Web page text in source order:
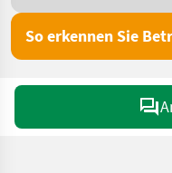
So erkennen Sie